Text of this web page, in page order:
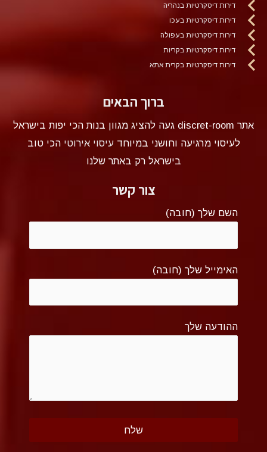
דירות דיסקרטיות בנהריה
דירות דיסקרטיות בעכו
דירות דיסקרטיות בעפולה
דירות דיסקרטיות בקריות
דירות דיסקרטיות בקרית אתא
ברוך הבאים
אתר discret-room געה להציג מגוון בנות הכי יפות בישראל
לעיסוי מרגיעה וחושני במיוחדעיסוי אירוטי הכי טוב
בישראל רק באתר שלנו
צור קשר
השם שלך (חובה)
האימייל שלך (חובה)
ההודעה שלך